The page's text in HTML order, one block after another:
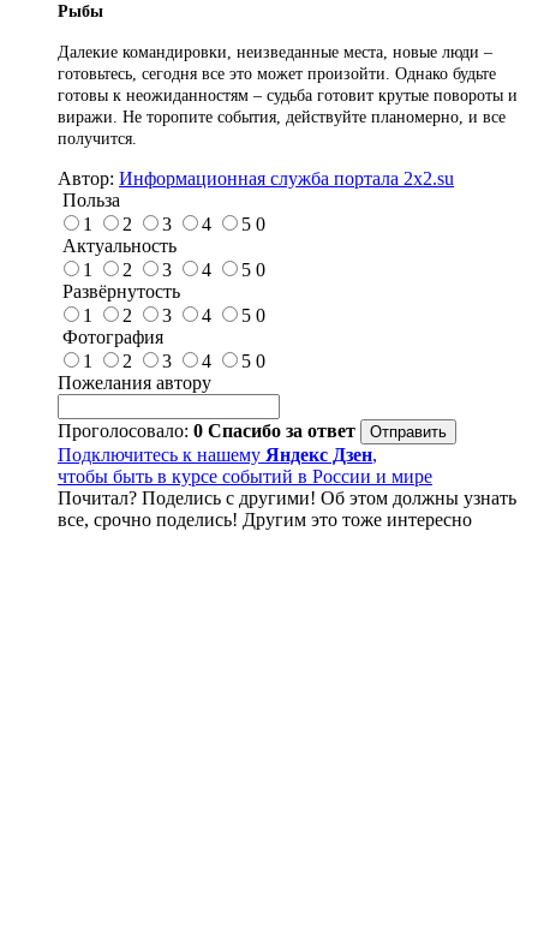
Рыбы
Далекие командировки, неизведанные места, новые люди –
готовьтесь, сегодня все это может произойти. Однако будьте
готовы к неожиданностям – судьба готовит крутые повороты и
виражи. Не торопите события, действуйте планомерно, и все
получится.
Автор: Информационная служба портала 2x2.su
Польза
1
2 3 4 5 0
Актуальность
1
2 3 4 5 0
Развёрнутость
1
2 3 4 5 0
Фотография
1
2 3 4 5 0
Пожелания автору
Проголосовало: 0 Спасибо за ответ
Подключитесь к нашему Яндекс Дзен,
чтобы быть в курсе событий в России и мире
Почитал? Поделись с другими! Об этом должны узнать
все, срочно поделись! Другим это тоже интересно